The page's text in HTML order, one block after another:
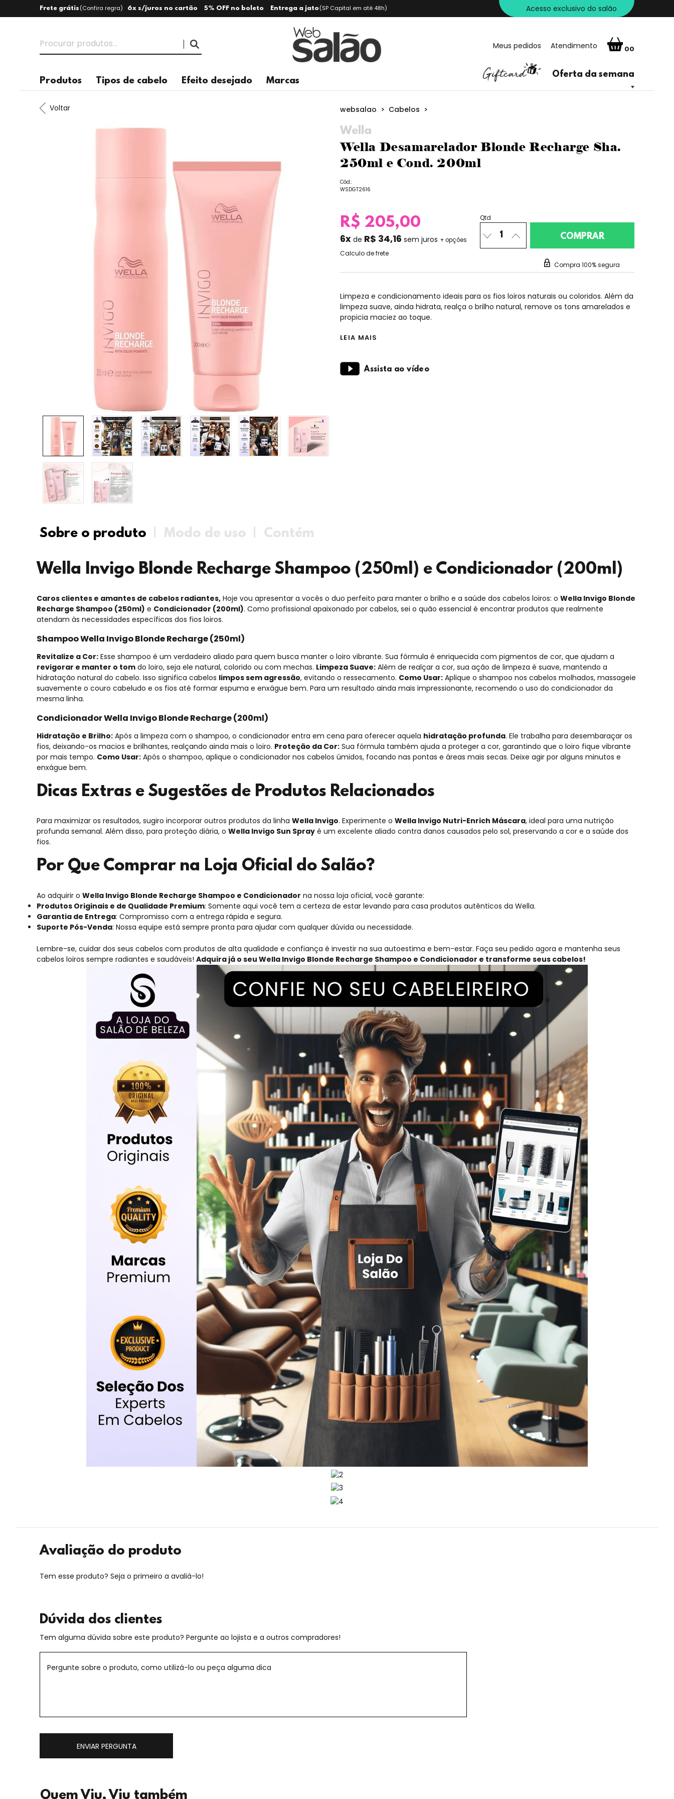
Frete grátis (Confira regra) 6x s/juros no cartão 5% OFF no boleto Entrega a jato(SP Capital em até 48h) Acesso exclusivo do salão
Meus pedidos Atendimento 00
Produtos Tipos de cabelo Efeito desejado Marcas
Oferta da semana
Voltar websalao > Cabelos >
Wella
Wella Desamarelador Blonde Recharge Sha.
250ml e Cond. 200ml
Cód.:
WSDGT2616
R$ 205,00
6x de R$ 34,16 sem juros + opções
Calculo de frete
Qtd
Compra 100% segura
Limpeza e condicionamento ideais para os fios loiros naturais ou coloridos. Além da
limpeza suave, ainda hidrata, realça o brilho natural, remove os tons amarelados e
propicia maciez ao toque.
LEIA MAIS
Assista ao vídeo
Sobre o produto Modo de uso Contém
Wella Invigo Blonde Recharge Shampoo (250ml) e Condicionador (200ml)
Caros clientes e amantes de cabelos radiantes, Hoje vou apresentar a vocês o duo perfeito para manter o brilho e a saúde dos cabelos loiros: o Wella Invigo Blonde
Recharge Shampoo (250ml) e Condicionador (200ml). Como profissional apaixonado por cabelos, sei o quão essencial é encontrar produtos que realmente
atendam às necessidades específicas dos fios loiros.
Shampoo Wella Invigo Blonde Recharge (250ml)
Revitalize a Cor: Esse shampoo é um verdadeiro aliado para quem busca manter o loiro vibrante. Sua fórmula é enriquecida com pigmentos de cor, que ajudam a
revigorar e manter o tom do loiro, seja ele natural, colorido ou com mechas. Limpeza Suave: Além de realçar a cor, sua ação de limpeza é suave, mantendo a
hidratação natural do cabelo. Isso significa cabelos limpos sem agressão, evitando o ressecamento. Como Usar: Aplique o shampoo nos cabelos molhados, massageie
suavemente o couro cabeludo e os fios até formar espuma e enxágue bem. Para um resultado ainda mais impressionante, recomendo o uso do condicionador da
mesma linha.
Condicionador Wella Invigo Blonde Recharge (200ml)
Hidratação e Brilho: Após a limpeza com o shampoo, o condicionador entra em cena para oferecer aquela hidratação profunda. Ele trabalha para desembaraçar os
fios, deixando-os macios e brilhantes, realçando ainda mais o loiro. Proteção da Cor: Sua fórmula também ajuda a proteger a cor, garantindo que o loiro fique vibrante
por mais tempo. Como Usar: Após o shampoo, aplique o condicionador nos cabelos úmidos, focando nas pontas e áreas mais secas. Deixe agir por alguns minutos e
enxágue bem.
Dicas Extras e Sugestões de Produtos Relacionados
Para maximizar os resultados, sugiro incorporar outros produtos da linha Wella Invigo. Experimente o Wella Invigo Nutri-Enrich Máscara, ideal para uma nutrição
profunda semanal. Além disso, para proteção diária, o Wella Invigo Sun Spray é um excelente aliado contra danos causados pelo sol, preservando a cor e a saúde dos
fios.
Por Que Comprar na Loja Oficial do Salão?
Ao adquirir o Wella Invigo Blonde Recharge Shampoo e Condicionador na nossa loja oficial, você garante:
Produtos Originais e de Qualidade Premium: Somente aqui você tem a certeza de estar levando para casa produtos autênticos da Wella.
Garantia de Entrega: Compromisso com a entrega rápida e segura.
Suporte Pós-Venda: Nossa equipe está sempre pronta para ajudar com qualquer dúvida ou necessidade.
Lembre-se, cuidar dos seus cabelos com produtos de alta qualidade e confiança é investir na sua autoestima e bem-estar. Faça seu pedido agora e mantenha seus
cabelos loiros sempre radiantes e saudáveis! Adquira já o seu Wella Invigo Blonde Recharge Shampoo e Condicionador e transforme seus cabelos!
Avaliação do produto
Tem esse produto? Seja o primeiro a avaliá-lo!
Dúvida dos clientes
Tem alguma dúvida sobre este produto? Pergunte ao lojista e a outros compradores!
ENVIAR PERGUNTA
Quem Viu, Viu também